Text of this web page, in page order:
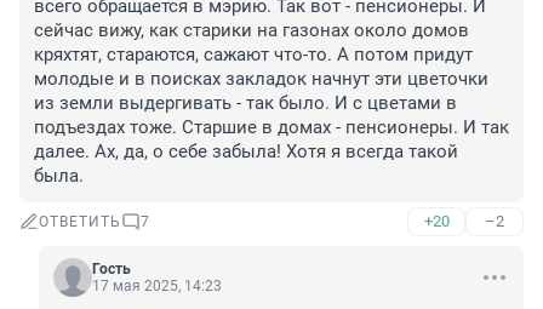
всего обращается в мэрию. Так вот - пенсионеры. И
сейчас вижу, как старики на газонах около домов
кряхтят, стараются, сажают что-то. А потом придут
молодые и в поисках закладок начнут эти цветочки
из земли выдергивать - так было. И с цветами в
подъездах тоже. Старшие в домах - пенсионеры. И так
далее. Ах, да, о себе забыла! Хотя я всегда такой
была.
ОТВЕТИТЬ 7 +20 –2
Гость
17 мая 2025, 14:23